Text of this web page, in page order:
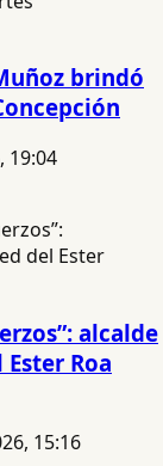
brindó
19:04
alcalde
Roa
15:16